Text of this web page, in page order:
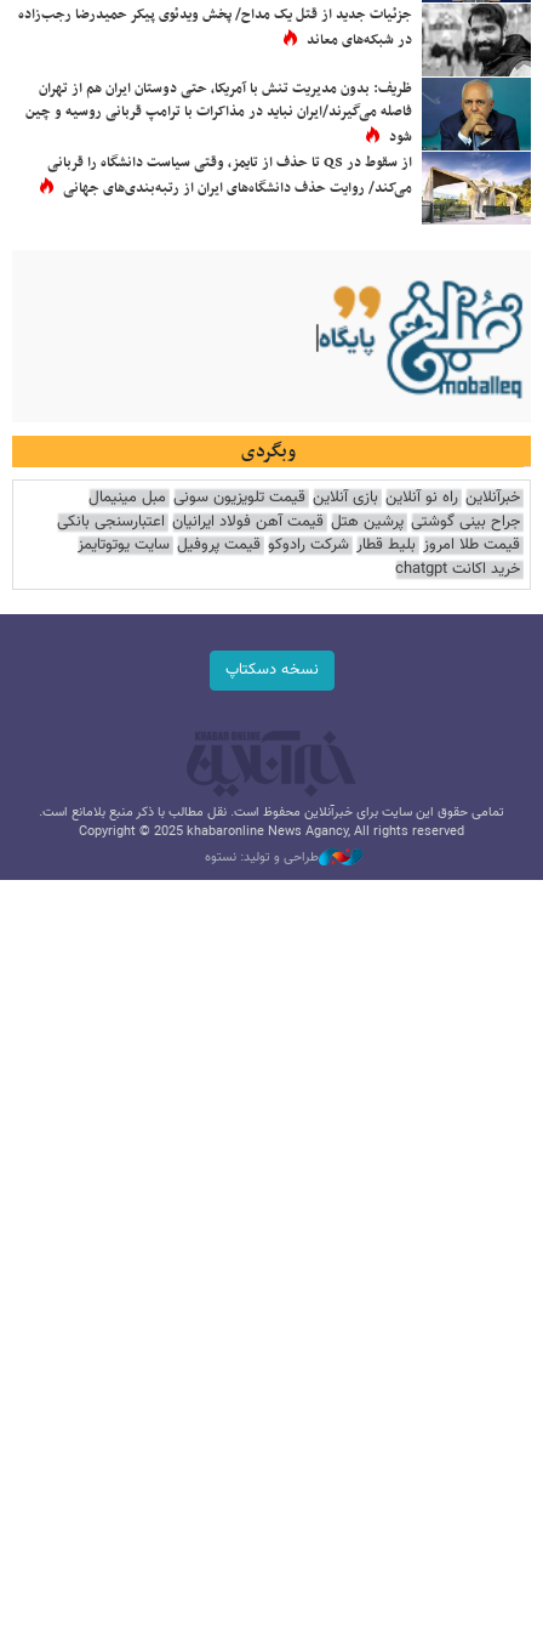
جزئیات جدید از قتل یک مداح/ پخش ویدئوی پیکر حمیدرضا رجب‌زاده
در شبکه‌های معاند
ظریف: بدون مدیریت تنش با آمریکا، حتی دوستان ایران هم از تهران
فاصله می‌گیرند/ایران نباید در مذاکرات با ترامپ قربانی روسیه و چین
شود
از سقوط در QS تا حذف از تایمز، وقتی سیاست دانشگاه را قربانی
می‌کند/ روایت حذف دانشگاه‌های ایران از رتبه‌بندی‌های جهانی
وبگردی
خبرآنلاین راه نو آنلاین بازی آنلاین قیمت تلویزیون سونی مبل مینیمال
جراح بینی گوشتی پرشین هتل قیمت آهن فولاد ایرانیان اعتبارسنجی بانکی
قیمت طلا امروز بلیط قطار شرکت رادوکو قیمت پروفیل سایت یوتوتایمز
خرید اکانت chatgpt
نسخه دسکتاپ
تمامی حقوق این سایت برای خبرآنلاین محفوظ است. نقل مطالب با ذکر منبع بلامانع است.
Copyright © 2025 khabaronline News Agancy, All rights reserved
طراحی و تولید: نستوه